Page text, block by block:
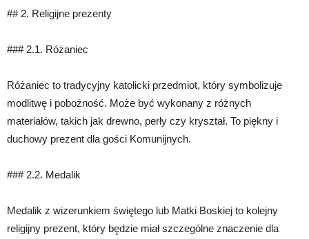
## 2. Religijne prezenty
### 2.1. Różaniec
Różaniec to tradycyjny katolicki przedmiot, który symbolizuje
modlitwę i pobożność. Może być wykonany z różnych
materiałów, takich jak drewno, perły czy kryształ. To piękny i
duchowy prezent dla gości Komunijnych.
### 2.2. Medalik
Medalik z wizerunkiem świętego lub Matki Boskiej to kolejny
religijny prezent, który będzie miał szczególne znaczenie dla